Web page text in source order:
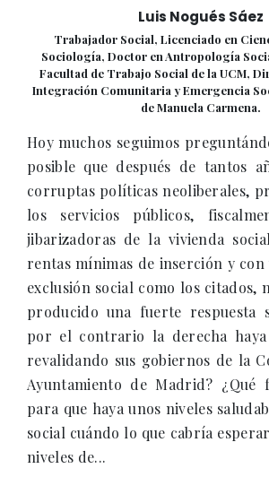
Luis Nogués Sáez
Trabajador Social, Licenciado en
Sociología, Doctor en Antropología
Facultad de Trabajo Social de la UCM,
Integración Comunitaria y Emergencia
de Manuela Carmena.
Hoy muchos seguimos
posible que después de tantos
corruptas políticas neoliberales,
los servicios públicos,
jibarizadoras de la vivienda
rentas mínimas de inserción y con
exclusión social como los citados,
producido una fuerte respuesta
por el contrario la derecha
revalidando sus gobiernos de la
Ayuntamiento de Madrid? ¿Qué
para que haya unos niveles
social cuándo lo que cabría
niveles de...